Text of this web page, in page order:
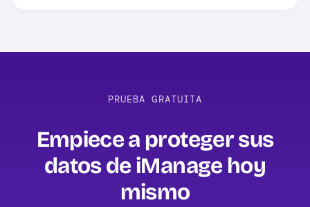
PRUEBA GRATUITA
Empiece a proteger sus
datos de iManage hoy
mismo